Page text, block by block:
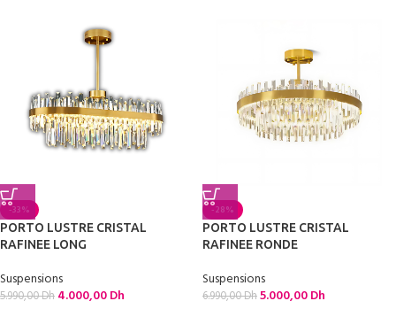
-33%
PORTO LUSTRE CRISTAL
RAFINEE LONG
Suspensions
5.990,00Dh 4.000,00Dh
-28%
PORTO LUSTRE CRISTAL
RAFINEE RONDE
Suspensions
6.990,00Dh5.000,00Dh